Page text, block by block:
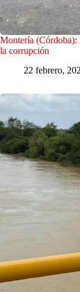
Montería (Córdoba):
la corrupción
22 febrero,